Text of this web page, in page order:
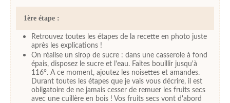
1ère étape :
Retrouvez toutes les étapes de la recette en photo juste
après les explications !
On réalise un sirop de sucre : dans une casserole à fond
épais, disposez le sucre et l'eau. Faites bouillir jusqu'à
116°. A ce moment, ajoutez les noisettes et amandes.
Durant toutes les étapes que je vais vous décrire, il est
obligatoire de ne jamais cesser de remuer les fruits secs
avec une cuillère en bois ! Vos fruits secs vont d'abord